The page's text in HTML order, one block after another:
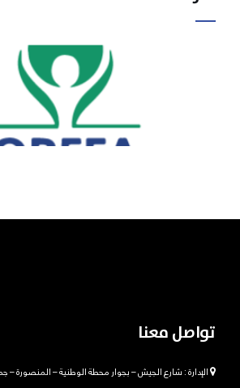
تواصل معنا
الإدارة : شارع الجيش – بجوار محطة الوطنية – المنصورة –